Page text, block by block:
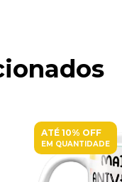
ATÉ 10% OFF
EM QUANTIDADE